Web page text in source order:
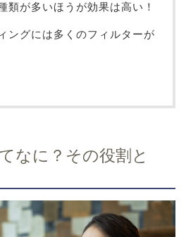
類が多いほうが効果は高い！
ングには多くのフィルターが
なに？その役割と